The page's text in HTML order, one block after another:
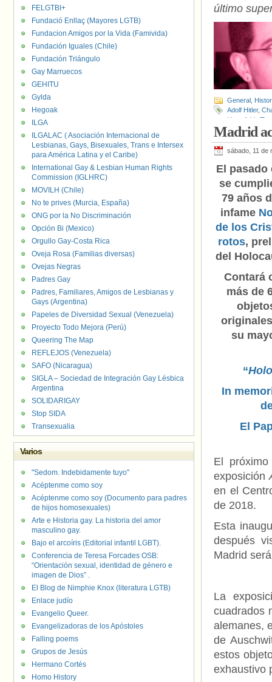
último
General
Adolf Hitler,
Homofobia/
Michel Tournier
Madrid
sábado, 11 de
El pasado
se
79 años
infame
de los
rotos,
del
Contará
más de
su
“
In
El
El
exposición
en el
de 2018.
Esta
después
Madrid
La
cuadrados
alemanes,
de
estos
exhaustivo
FELGTBI+
Fundació Enllaç (Mayores LGTB)
Fundacion Amigos por la Vida (Famivida)
Fundación Iguales (Chile)
Fundación Triángulo
Gay Marruecos
GEHITU
Gylda
Hegoak
ILGA
ILGALAC ( Asociación Internacional de
Lesbianas, Gays, Bisexuales, Trans e Intersex
para América Latina y el Caribe)
International Gay & Lesbian Human Rights
Commission (IGLHRC)
MOVILH (Chile)
No te prives (Murcia, España)
ONG por la No Discriminación
Opción Bi (Mexico)
Orgullo Gay-Costa Rica
Oveja Rosa (Familias diversas)
Ovejas Negras
Padres Gay
Padres, Familiares, Amigos de Lesbianas y
Gays (Argentina)
Papeles de Diversidad Sexual (Venezuela)
Proyecto Todo Mejora (Perú)
Queering The Map
REFLEJOS (Venezuela)
SAFO (Nicaragua)
SIGLA – Sociedad de Integración Gay Lésbica
Argentina
SOLIDARIGAY
Stop SIDA
Transexualia
Varios
"Sedom. Indebidamente tuyo"
Acéptenme como soy
Acéptenme como soy (Documento para padres
de hijos homosexuales)
Arte e Historia gay. La historia del amor
masculino gay.
Bajo el arcoíris (Editorial infantil LGBT).
Conferencia de Teresa Forcades OSB:
“Orientación sexual, identidad de género e
imagen de Dios” .
El Blog de Nimphie Knox (literatura LGTB)
Enlace judío
Evangelio Queer.
Evangelizadoras de los Apóstoles
Falling poems
Grupos de Jesús
Hermano Cortés
Homo History